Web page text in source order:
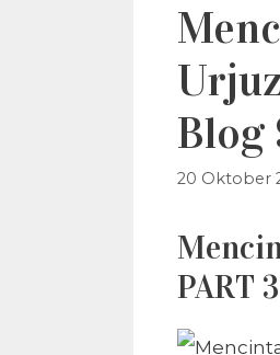
Blog
20 Oktober
PART